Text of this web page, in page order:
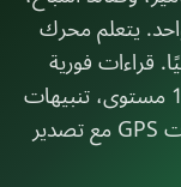
يتعلم محرك
قراءات فورية
بوحدات μT/mG/A/m، تدرج لوني من 13 مستوى، تنبيهات
اهتزازية، ومسجل EMF موسوم بإحداثيات GPS مع تصدير